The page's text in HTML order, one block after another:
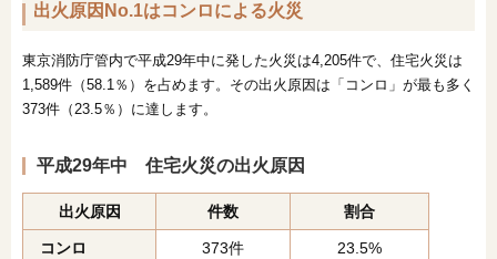
出火原因No.1はコンロによる火災
東京消防庁管内で平成29年中に発した火災は4,205件で、住宅火災は
1,589件（58.1％）を占めます。その出火原因は「コンロ」が最も多く
373件（23.5％）に達します。
平成29年中 住宅火災の出火原因
出火原因 件数 割合
コンロ 373件 23.5%